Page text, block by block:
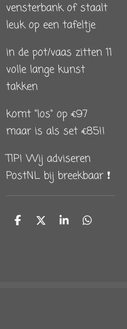
vensterbank of staalt
leuk op een tafeltje
in de pot/vaas zitten 11
volle lange kunst
takken
komt "los" op €97
maar is als set €85!!
TIP! Wij adviseren
PostNL bij breekbaar ❗️
D D S D